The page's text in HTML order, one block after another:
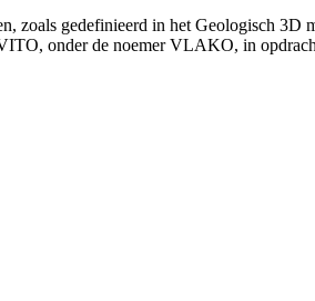
zoals gedefinieerd in het Geologisch
onder de noemer VLAKO, in